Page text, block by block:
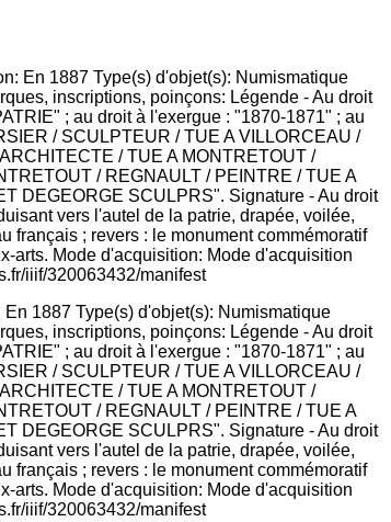
1887 Type(s) d'objet(s): Numismatique
inscriptions, poinçons: Légende - Au droit
; au droit à l'exergue : "1870-1871" ; au
/ SCULPTEUR / TUE A VILLORCEAU /
/ TUE A MONTRETOUT /
/ REGNAULT / PEINTRE / TUE A
DEGEORGE SCULPRS". Signature - Au droit
vers l'autel de la patrie, drapée, voilée,
français ; revers : le monument commémoratif
arts. Mode d'acquisition: Mode d'acquisition
iiif/320063432/manifest